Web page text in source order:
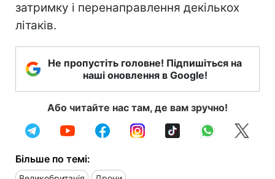
затримку і перенаправлення декількох
літаків.
Не пропустіть головне! Підпишіться на
наші оновлення в Google!
Або читайте нас там, де вам зручно!
Більше по темі: